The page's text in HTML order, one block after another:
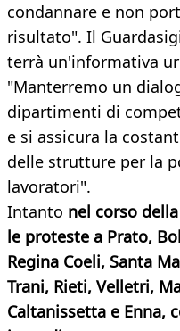
condannare e non
risultato". Il
terrà un'informativa
"Manterremo un
dipartimenti di
e si assicura la
delle strutture per la
lavoratori".
Intanto nel corso
le proteste a Prato,
Regina Coeli, Santa
Trani, Rieti, Velletri,
Caltanissetta e Enna,